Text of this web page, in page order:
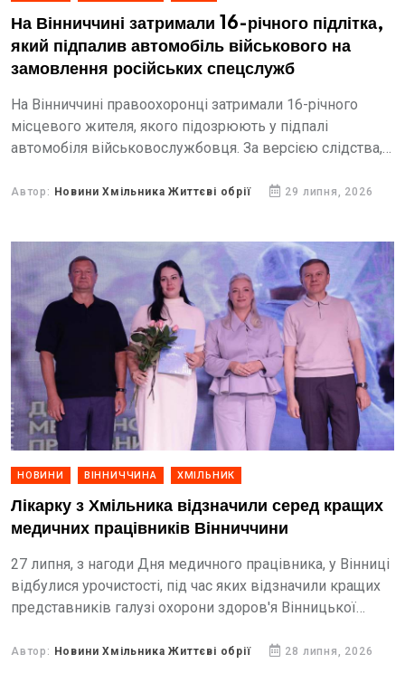
На Вінниччині затримали 16-річного підлітка,
який підпалив автомобіль військового на
замовлення російських спецслужб
На Вінниччині правоохоронці затримали 16-річного
місцевого жителя, якого підозрюють у підпалі
автомобіля військовослужбовця. За версією слідства,
представників російських спецслужб, сподіваючись
Автор: Новини Хмільника Життєві обрії 29 липня, 2026
НОВИНИ ВІННИЧЧИНА ХМІЛЬНИК
Лікарку з Хмільника відзначили серед кращих
медичних працівників Вінниччини
27 липня, з нагоди Дня медичного працівника, у Вінниці
відбулися урочистості, під час яких відзначили кращих
представників галузі охорони здоров'я Вінницької
Автор: Новини Хмільника Життєві обрії 28 липня, 2026